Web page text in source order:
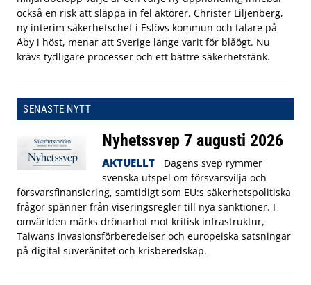
också en risk att släppa in fel aktörer. Christer Liljenberg,
ny interim säkerhetschef i Eslövs kommun och talare på
Åby i höst, menar att Sverige länge varit för blåögt. Nu
krävs tydligare processer och ett bättre säkerhetstänk.
SENASTE NYTT
Nyhetssvep 7 augusti 2026
AKTUELLT
Dagens svep rymmer
svenska utspel om försvarsvilja och
försvarsfinansiering, samtidigt som EU:s säkerhetspolitiska
frågor spänner från viseringsregler till nya sanktioner. I
omvärlden märks drönarhot mot kritisk infrastruktur,
Taiwans invasionsförberedelser och europeiska satsningar
på digital suveränitet och krisberedskap.